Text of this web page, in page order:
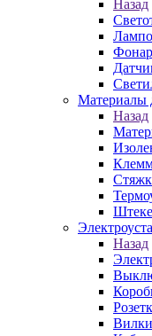
Назад
Материалы
Назад
Назад
Вилки